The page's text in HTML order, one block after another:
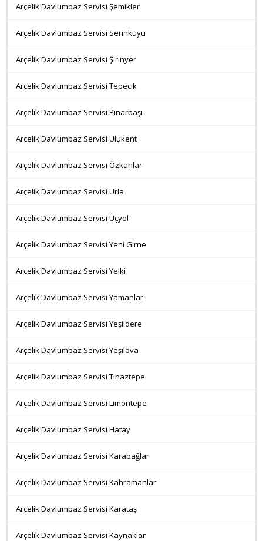
Arçelik Davlumbaz Servisi Şemikler
Arçelik Davlumbaz Servisi Serinkuyu
Arçelik Davlumbaz Servisi Şirinyer
Arçelik Davlumbaz Servisi Tepecik
Arçelik Davlumbaz Servisi Pınarbaşı
Arçelik Davlumbaz Servisi Ulukent
Arçelik Davlumbaz Servisi Özkanlar
Arçelik Davlumbaz Servisi Urla
Arçelik Davlumbaz Servisi Üçyol
Arçelik Davlumbaz Servisi Yeni Girne
Arçelik Davlumbaz Servisi Yelki
Arçelik Davlumbaz Servisi Yamanlar
Arçelik Davlumbaz Servisi Yeşildere
Arçelik Davlumbaz Servisi Yeşilova
Arçelik Davlumbaz Servisi Tınaztepe
Arçelik Davlumbaz Servisi Limontepe
Arçelik Davlumbaz Servisi Hatay
Arçelik Davlumbaz Servisi Karabağlar
Arçelik Davlumbaz Servisi Kahramanlar
Arçelik Davlumbaz Servisi Karataş
Arçelik Davlumbaz Servisi Kaynaklar